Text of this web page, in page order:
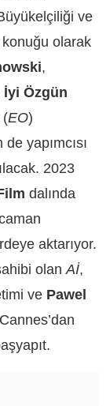
ve
konuğu olarak
,
İyi Özgün
(EO)
yapımcısı
2023
dalında
aktarıyor.
olanAİ,
ve Pawel